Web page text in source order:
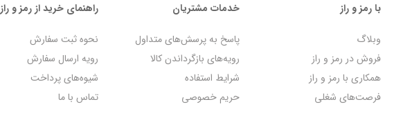
با رمز و راز
وبلاگ
فروش در رمز و راز
همکاری با رمز و راز
فرصت‌های شغلی
خدمات مشتریان
پاسخ به پرسش‌های متداول
رویه‌های بازگرداندن کالا
شرایط استفاده
حریم خصوصی
راهنمای خرید از رمز و راز
نحوه ثبت سفارش
رویه ارسال سفارش
شیوه‌های پرداخت
تماس با ما